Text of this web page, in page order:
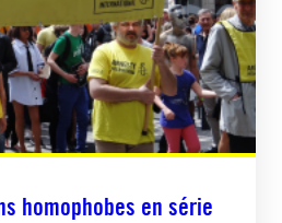
homophobes en série